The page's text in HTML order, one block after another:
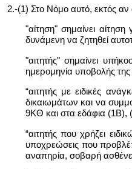
2.-(1) Στο Νόμο αυτό, εκτός αν
"αίτηση" σημαίνει
δυνάμενη να ζητηθεί
"αιτητής" σημαίνει
ημερομηνία υποβολής της
“αιτητής με ειδικές
δικαιωμάτων και να
9ΚΘ και στα εδάφια (1Β),
“αιτητής που χρήζει
υποχρεώσεις που
αναπηρία, σοβαρή